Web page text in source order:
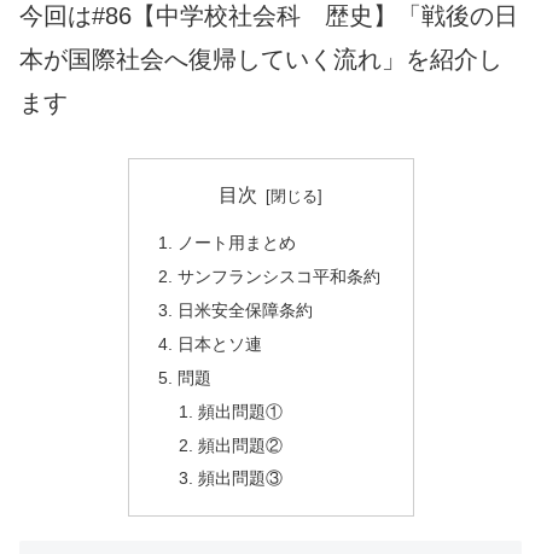
今回は#86【中学校社会科 歴史】「戦後の日
本が国際社会へ復帰していく流れ」を紹介し
ます
目次
ノート用まとめ
サンフランシスコ平和条約
日米安全保障条約
日本とソ連
問題
頻出問題①
頻出問題②
頻出問題③